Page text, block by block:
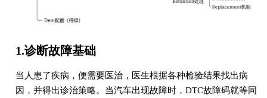
1.诊断故障基础
当人患了疾病，便需要医治，医生根据各种检验结果找出病
因，并得出诊治策略。当汽车出现故障时，DTC故障码就等同